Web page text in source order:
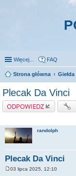
Więcej… FAQ
Strona główna Giełda
Plecak Da Vinci
ODPOWIEDZ
randolph
Plecak Da Vinci
03 lipca 2025, 12:10